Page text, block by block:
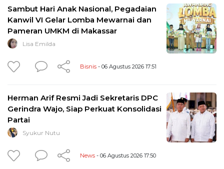
Sambut Hari Anak Nasional, Pegadaian
Kanwil VI Gelar Lomba Mewarnai dan
Pameran UMKM di Makassar
Lisa Emilda
Bisnis - 06 Agustus 2026 17:51
Herman Arif Resmi Jadi Sekretaris DPC
Gerindra Wajo, Siap Perkuat Konsolidasi
Partai
Syukur Nutu
News - 06 Agustus 2026 17:50